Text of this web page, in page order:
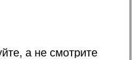
а не смотрите